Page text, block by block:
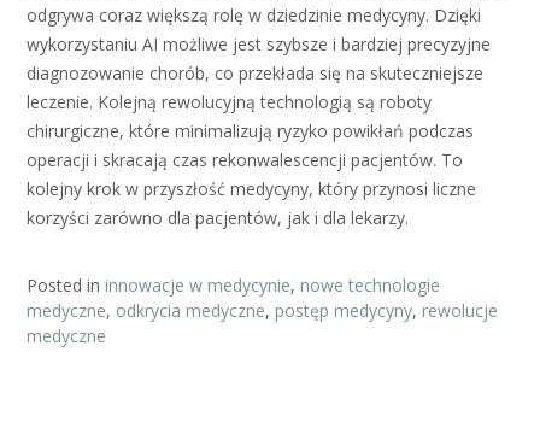
odgrywa coraz większą rolę w dziedzinie medycyny. Dzięki
wykorzystaniu AI możliwe jest szybsze i bardziej precyzyjne
diagnozowanie chorób, co przekłada się na skuteczniejsze
leczenie. Kolejną rewolucyjną technologią są roboty
chirurgiczne, które minimalizują ryzyko powikłań podczas
operacji i skracają czas rekonwalescencji pacjentów. To
kolejny krok w przyszłość medycyny, który przynosi liczne
korzyści zarówno dla pacjentów, jak i dla lekarzy.
Posted in innowacje w medycynie, nowe technologie
medyczne, odkrycia medyczne, postęp medycyny, rewolucje
medyczne